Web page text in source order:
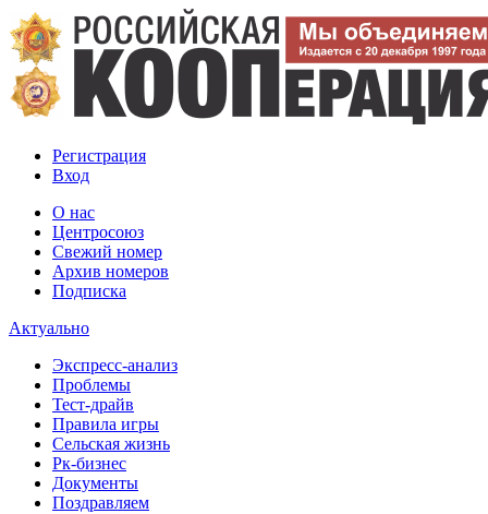
Регистрация
Вход
О нас
Центросоюз
Свежий номер
Архив номеров
Подписка
Актуально
Экспресс-анализ
Проблемы
Тест-драйв
Правила игры
Сельская жизнь
Рк-бизнес
Документы
Поздравляем